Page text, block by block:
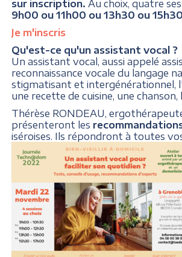
sur inscription. Au choix, quatre
9h00 ou 11h00 ou 13h30 ou
Je m'inscris
Qu'est-ce qu'un assistant vocal ?
Un assistant vocal, aussi appelé
reconnaissance vocale du langage
stigmatisant et intergénérationnel,
une recette de cuisine, une
Thérèse RONDEAU,
présenteront les
iséroises. Ils répondront à toutes